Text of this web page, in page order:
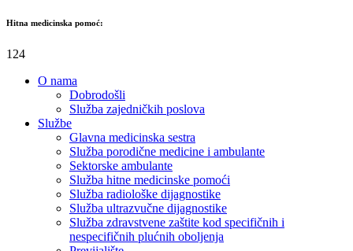
Hitna medicinska pomoć:
124
O nama
Dobrodošli
Služba zajedničkih poslova
Službe
Glavna medicinska sestra
Služba porodične medicine i ambulante
Sektorske ambulante
Služba hitne medicinske pomoći
Služba radiološke dijagnostike
Služba ultrazvučne dijagnostike
Služba zdravstvene zaštite kod specifičnih i
nespecifičnih plućnih oboljenja